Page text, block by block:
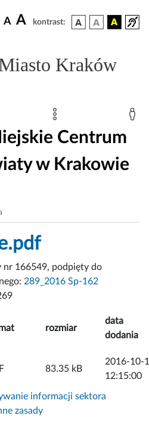
A A kontrast:
Kraków
Centrum
w Krakowie
nr 166549, podpięty do
289_2016 Sp-162
rozmiar
data
dodania
ZAŁĄCZNIK83.35 kB
2016-10-
12:15:00
informacji sektora
zasady